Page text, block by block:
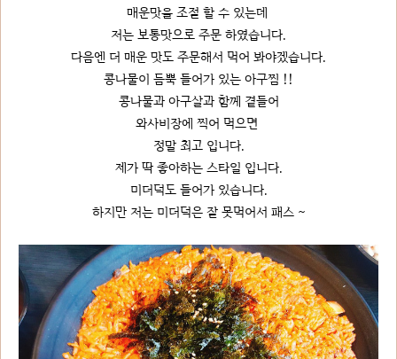
매운맛을 조절 할 수 있는데
저는 보통맛으로 주문 하였습니다.
다음엔 더 매운 맛도 주문해서 먹어 봐야겠습니다.
콩나물이 듬뿍 들어가 있는 아구찜 !!
콩나물과 아구살과 함께 곁들어
와사비장에 찍어 먹으면
정말 최고 입니다.
제가 딱 좋아하는 스타일 입니다.
미더덕도 들어가 있습니다.
하지만 저는 미더덕은 잘 못먹어서 패스 ~